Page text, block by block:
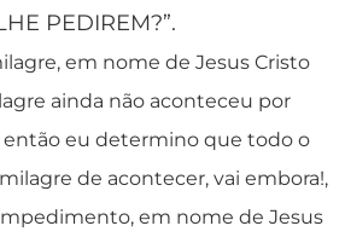
PEDIREM?”.
em nome de Jesus Cristo
ainda não aconteceu por
eu determino que todo o
de acontecer, vai embora!,
em nome de Jesus